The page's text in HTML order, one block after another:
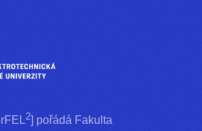
2] pořádá Fakulta